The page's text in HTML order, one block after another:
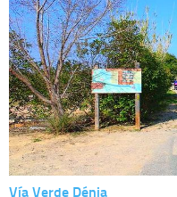
Vía Verde Dénia